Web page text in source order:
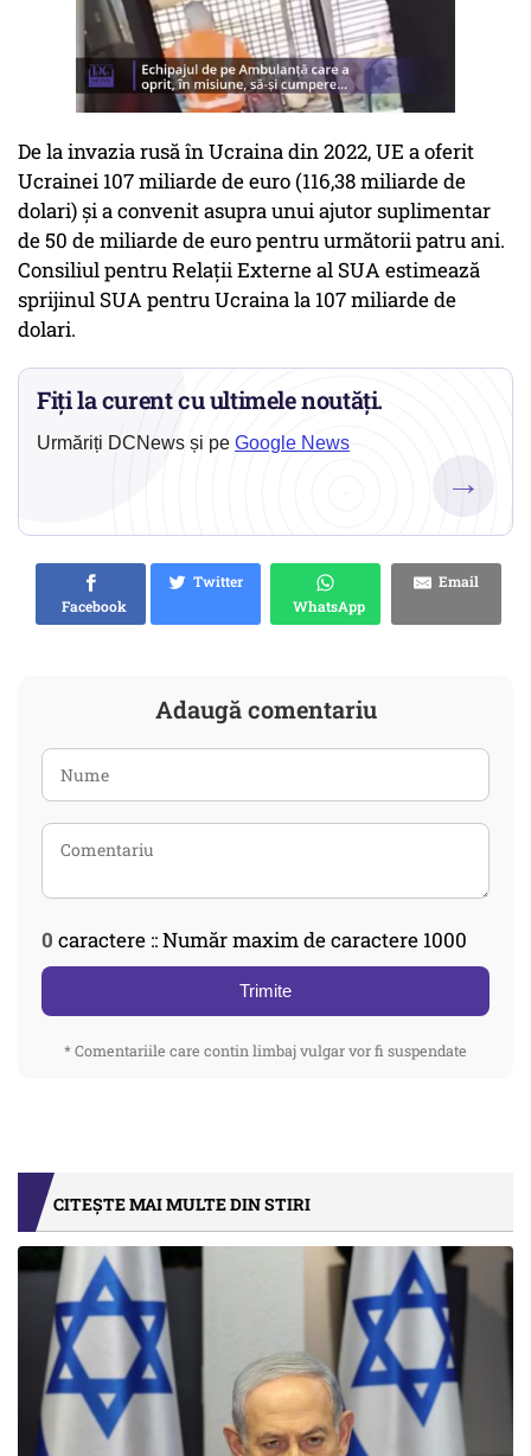
De la invazia rusă în Ucraina din 2022, UE a oferit
Ucrainei 107 miliarde de euro (116,38 miliarde de
dolari) și a convenit asupra unui ajutor suplimentar
de 50 de miliarde de euro pentru următorii patru ani.
Consiliul pentru Relații Externe al SUA estimează
sprijinul SUA pentru Ucraina la 107 miliarde de
dolari.
Fiți la curent cu ultimele noutăți.
Urmăriți DCNews și pe Google News
→
Facebook
Twitter
WhatsApp
Email
Adaugă comentariu
0 caractere :: Număr maxim de caractere 1000
Trimite
* Comentariile care contin limbaj vulgar vor fi suspendate
CITEȘTE MAI MULTE DIN STIRI